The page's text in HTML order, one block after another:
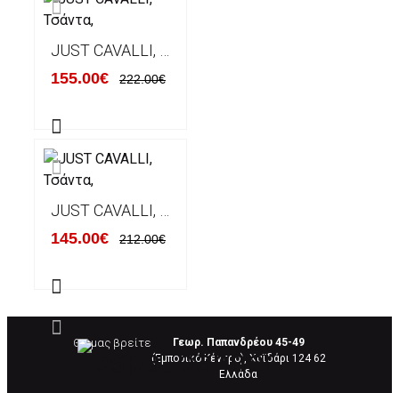
155.00€ 222.00€
145.00€ 212.00€
Θα μας βρείτε
Γεωρ. Παπανδρέου 45-49
(Εμπορικό Κέντρο), Χαϊδάρι 124 62
Eλλάδα